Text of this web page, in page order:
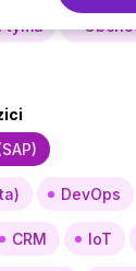
týmů
DevOps
CRM IoT